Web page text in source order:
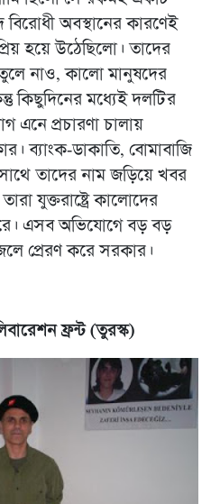
অবস্থানের কারণেই
হয়ে উঠেছিলো। তাদের
তুলে নাও, কালো মানুষদের
কিছুদিনের মধ্যেই দলটির
এনে প্রচারণা চালায়
ব্যাংক-ডাকাতি, বোমাবাজি
তাদের নাম জড়িয়ে খবর
যুক্তরাষ্ট্রে কালোদের
এসব অভিযোগে বড় বড়
প্রেরণ করে সরকার।
ফ্রন্ট (তুরস্ক)